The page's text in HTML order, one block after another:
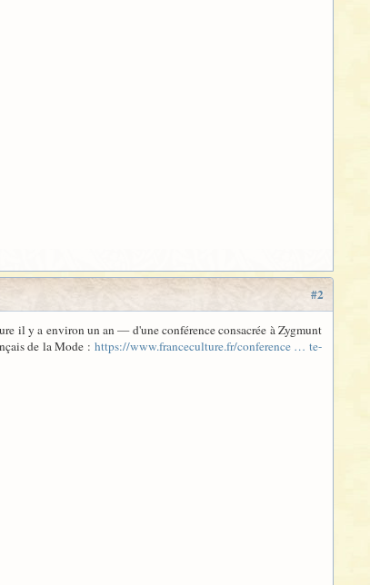
#2
il y a environ un an — d'une conférence consacrée à Zygmunt
de la Mode : https://www.franceculture.fr/conference … te-